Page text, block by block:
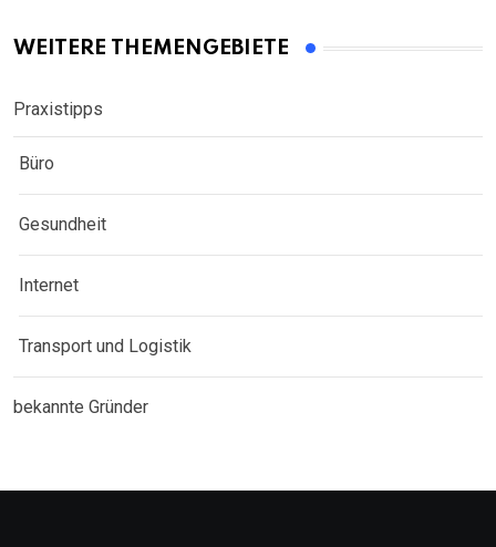
WEITERE THEMENGEBIETE
Praxistipps
Büro
Gesundheit
Internet
Transport und Logistik
bekannte Gründer